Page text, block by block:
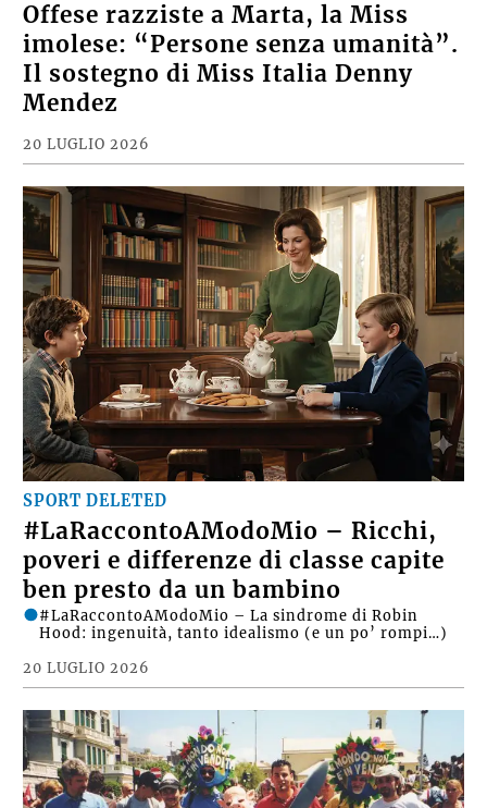
Offese razziste a Marta, la Miss
imolese: “Persone senza umanità”.
Il sostegno di Miss Italia Denny
Mendez
20 LUGLIO 2026
SPORT DELETED
#LaRaccontoAModoMio – Ricchi,
poveri e differenze di classe capite
ben presto da un bambino
20 LUGLIO 2026
#LaRaccontoAModoMio – La sindrome di Robin
Hood: ingenuità, tanto idealismo (e un po’ rompi…)